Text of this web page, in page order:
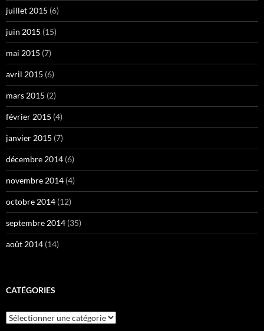
juillet 2015 (6)
juin 2015 (15)
mai 2015 (7)
avril 2015 (6)
mars 2015 (2)
février 2015 (4)
janvier 2015 (7)
décembre 2014 (6)
novembre 2014 (4)
octobre 2014 (12)
septembre 2014 (35)
août 2014 (14)
CATÉGORIES
Catégories